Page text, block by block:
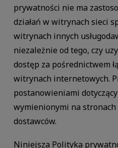
prywatności nie ma
działań w witrynach sieci
witrynach innych
niezależnie od tego, czy
dostęp za pośrednictwem
witrynach internetowych.
postanowieniami
wymienionymi na
dostawców.
Niniejsza Polityka